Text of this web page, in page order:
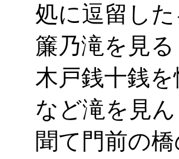
処に逗留し
簾乃滝を見
木戸銭十銭
など滝を見
聞て門前の